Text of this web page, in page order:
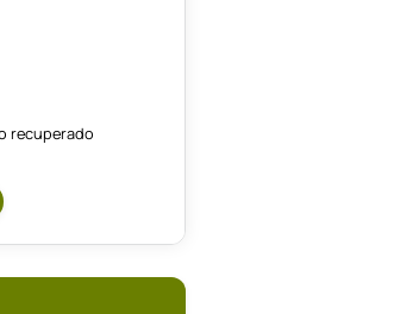
recuperado